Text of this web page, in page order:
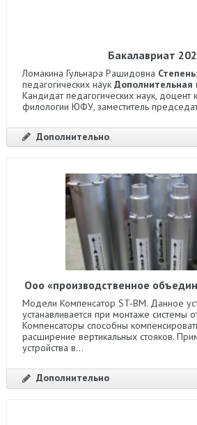
Бакалавриат
Ломакина Гульнара Рашидовна Степень:
педагогических наук
Кандидат педагогических наук,
филологии ЮФУ, заместитель
Дополнительно
Ооо «производственное
Модели Компенсатор ST-BM. Данное
устанавливается при монтаже системы
Компенсаторы способны
расширение вертикальных стояков.
устройства в...
Дополнительно